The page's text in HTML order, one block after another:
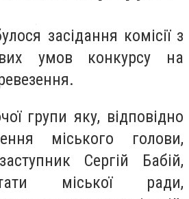
засідання комісії з
умов конкурсу на
групи яку, відповідно
міського голови,
Сергій Бабій,
міської ради,